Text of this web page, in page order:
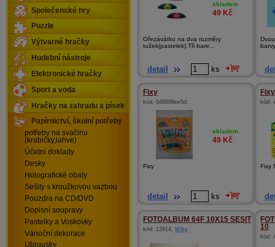
skladem
49 Kč
Ořezávátko na dva rozměry
tužek(pastelek).Tři bare...
detail ks
Fixy
kód: 048606ee5d ,
skladem
49 Kč
Fixy
detail ks
kód:
Fixy
FOTOALBUM 64F 10X15 SESIT
kód: 13914, Wiky
10
kód:
Společenské hry
Puzzle
Výtvarné hračky
Hudební nástroje
Elektronické hračky
Sport a voda
Hračky na zahradu a písek
Papírnictví, školní potřeby
potřeby na svačinu
(krabičky,lahve)
Účetní doklady
Desky
Holografické obaly
Sešity s kroužkovou vazbou
Pouzdra na CD/DVD
Dopisní soupravy
Pastelky a Voskovky
Vánoční dekorace
Ubrousky